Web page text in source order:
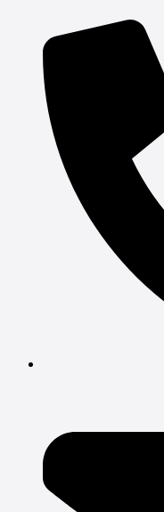
indholdet